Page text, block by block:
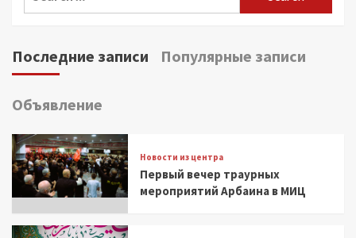
Последние записи Популярные записи
Объявление
Новости из центра
Первый вечер траурных
мероприятий Арбаина в МИЦ